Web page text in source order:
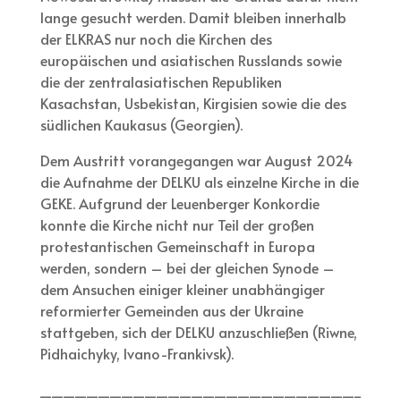
lange gesucht werden. Damit bleiben innerhalb
der ELKRAS nur noch die Kirchen des
europäischen und asiatischen Russlands sowie
die der zentralasiatischen Republiken
Kasachstan, Usbekistan, Kirgisien sowie die des
südlichen Kaukasus (Georgien).
Dem Austritt vorangegangen war August 2024
die Aufnahme der DELKU als einzelne Kirche in die
GEKE. Aufgrund der Leuenberger Konkordie
konnte die Kirche nicht nur Teil der großen
protestantischen Gemeinschaft in Europa
werden, sondern – bei der gleichen Synode –
dem Ansuchen einiger kleiner unabhängiger
reformierter Gemeinden aus der Ukraine
stattgeben, sich der DELKU anzuschließen (Riwne,
Pidhaichyky, Ivano-Frankivsk).